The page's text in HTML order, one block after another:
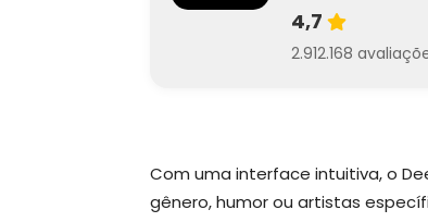
4,7
2.912.168
Com uma interface intuitiva, o
gênero, humor ou artistas